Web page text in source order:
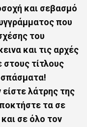
και σεβασμό
που
του
και τις αρχές
τίτλους
λάτρης της
τα σε
σε όλο τον